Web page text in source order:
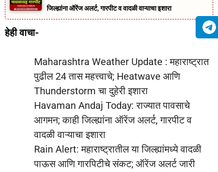
जिल्ह्यांना ऑरेंज अलर्ट, गारपीट व वादळी वाऱ्याचा इशारा
हेही वाचा-
Maharashtra Weather Update : महाराष्ट्रात
पुढील 24 तास महत्त्वाचे; Heatwave आणि
Thunderstorm चा दुहेरी इशारा
Havaman Andaj Today: राज्यात पावसाचे
आगमन; काही जिल्ह्यांना ऑरेंज अलर्ट, गारपीट व
वादळी वाऱ्याचा इशारा
Rain Alert: महाराष्ट्रातील या जिल्ह्यांमध्ये वादळी
पाऊस आणि गारपिटीचे संकट; ऑरेंज अलर्ट जारी